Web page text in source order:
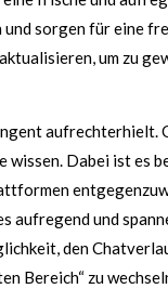
sorgen für eine
um zu
Dabei ist es
aufregend und
den
Bereich“ zu